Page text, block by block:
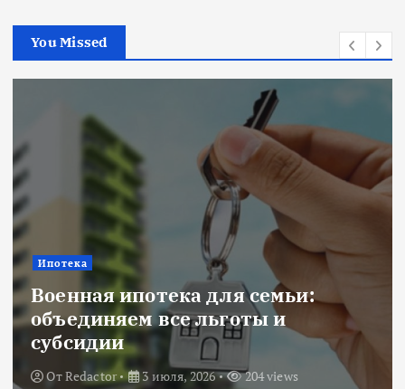
You Missed
Новости
Title: ИИ в финансовом секторе:
оценка рисков и выбор банка
ОтRedactor 18 июня, 2026 224 views